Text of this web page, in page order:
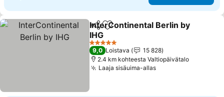
Jaa Lisää suosikkeihin
InterContinental Berlin by
IHG
Katso hinnat
5 Tähtiluokitus
9,0 Loistava
15 828
2.4 km kohteesta Valtiopäivätalo
Laaja sisäuima-allasKatso hinnat